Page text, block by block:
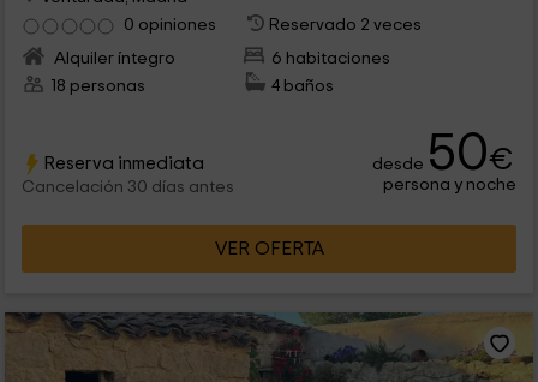
0 opiniones
Reservado 2 veces
Alquiler íntegro
6 habitaciones
18 personas
4 baños
Reserva inmediata
Cancelación 30 días antes
desde 50€
persona y noche
VER OFERTA